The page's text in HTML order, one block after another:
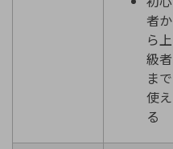
者か
ら上
級者
まで
使え
る